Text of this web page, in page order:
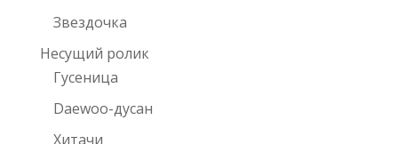
Звездочка
Несущий ролик
Гусеница
Daewoo-дусан
Хитачи